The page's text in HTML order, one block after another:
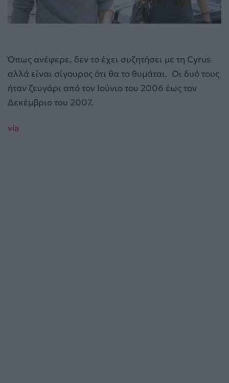
Όπως ανέφερε, δεν το έχει συζητήσει με τη Cyrus
αλλά είναι σίγουρος ότι θα το θυμάται. Οι δυό τους
ήταν ζευγάρι από τον Ιούνιο του 2006 έως τον
Δεκέμβριο του 2007.
via